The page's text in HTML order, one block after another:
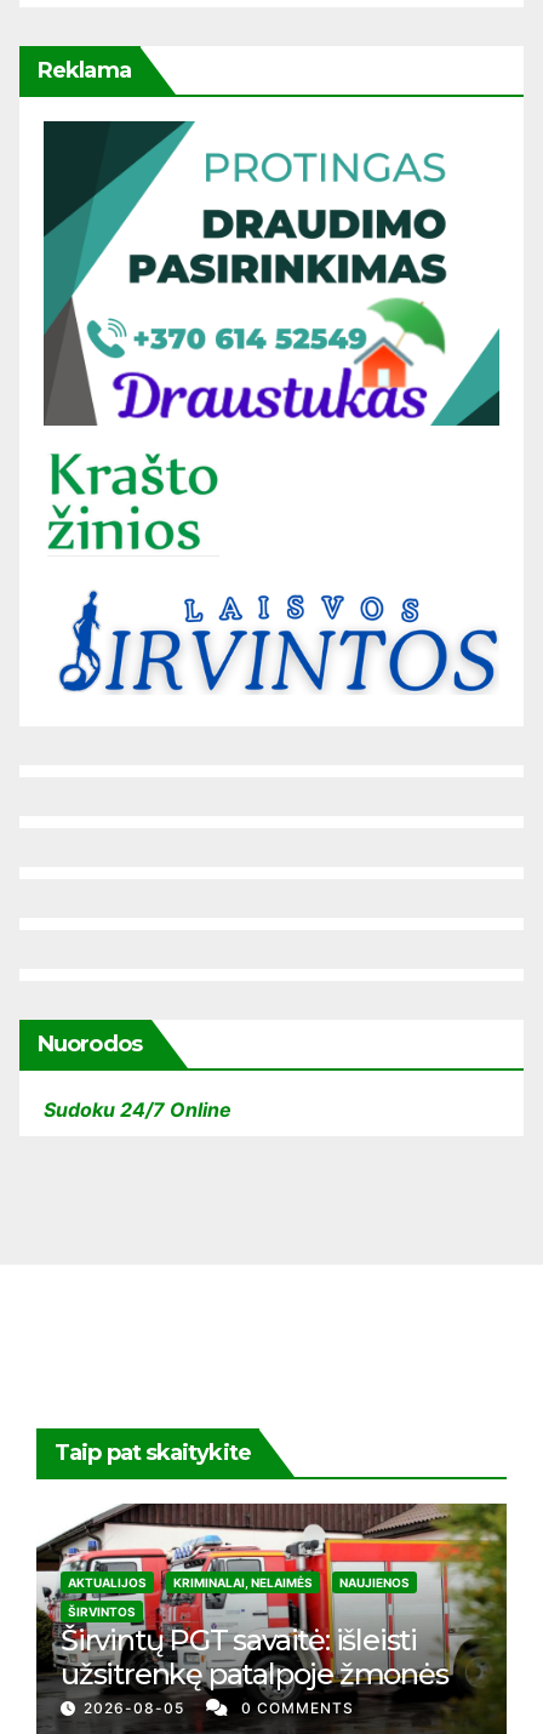
Reklama
Nuorodos
Sudoku 24/7 Online
Taip pat skaitykite
AKTUALIJOS KRIMINALAI, NELAIMĖS
NAUJIENOS
ŠIRVINTOS
Širvintų PGT savaitė: išleisti
užsitrenkę patalpoje žmonės
2026-08-05 0 COMMENTS